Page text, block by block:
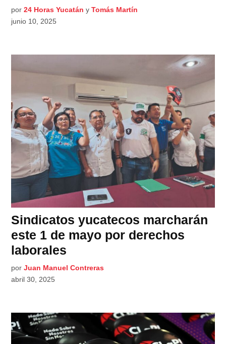
por 24 Horas Yucatán yTomás Martín
junio 10, 2025
Sindicatos yucatecos marcharán
este 1 de mayo por derechos
laborales
por Juan Manuel Contreras
abril 30, 2025